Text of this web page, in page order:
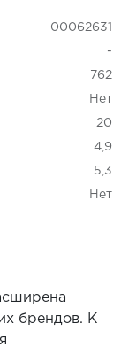
00062631
-
762
Нет
20
4,9
5,3
Нет
брендов. К